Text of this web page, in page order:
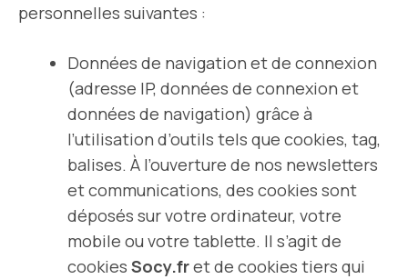
personnelles suivantes :
Données de navigation et de connexion
(adresse IP, données de connexion et
données de navigation) grâce à
l’utilisation d’outils tels que cookies, tag,
balises. À l’ouverture de nos newsletters
et communications, des cookies sont
déposés sur votre ordinateur, votre
mobile ou votre tablette. Il s’agit de
cookies Socy.fret de cookies tiers qui